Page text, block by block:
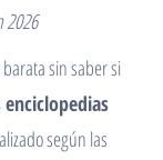
2026
sin saber si
según las